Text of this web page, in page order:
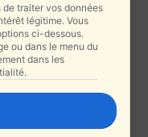
traiter vos données
légitime. Vous
ci-dessous.
ou dans le menu du
dans les